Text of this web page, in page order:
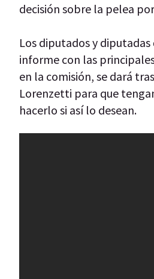
decisión sobre la pelea
Los diputados y
informe con las
en la comisión, se dará
Lorenzetti para que
hacerlo si así lo desean.